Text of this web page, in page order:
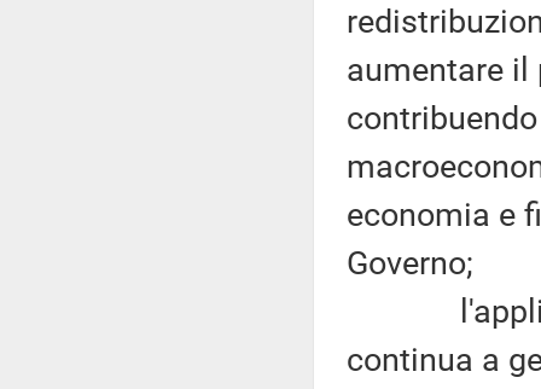
aumentare il
economia e
Governo;
continua a